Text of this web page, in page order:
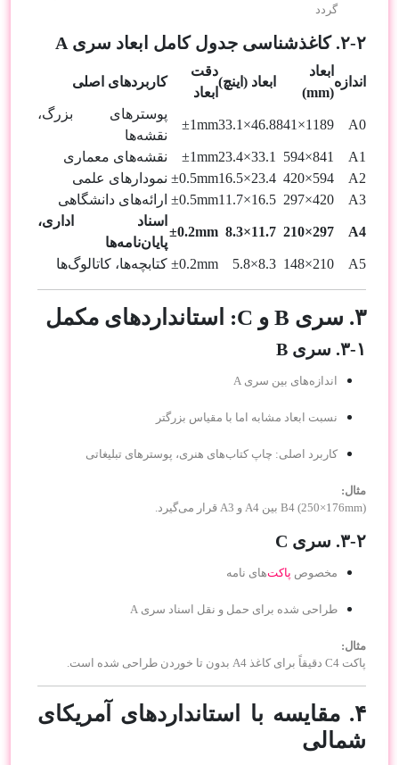
گردد
۲-۲. کاغذشناسی جدول کامل ابعاد سری A
اندازه
ابعاد
(mm)
ابعاد (اینچ)
دقت
ابعاد
کاربردهای اصلی
A0
1189×841
46.8×33.1
±1mm
پوسترهای بزرگ،
نقشه‌ها
A1
841×594
33.1×23.4
±1mm
نقشه‌های معماری
A2
594×420
23.4×16.5
±0.5mm نمودارهای علمی
A3
420×297
16.5×11.7
±0.5mm ارائه‌های دانشگاهی
A4
297×210
11.7×8.3
±0.2mm
اسناد اداری،
پایان‌نامه‌ها
A5
210×148
8.3×5.8
±0.2mm کتابچه‌ها، کاتالوگ‌ها
۳. سری B و C: استانداردهای مکمل
۳-۱. سری B
اندازه‌های بین سری A
نسبت ابعاد مشابه اما با مقیاس بزرگتر
کاربرد اصلی: چاپ کتاب‌های هنری، پوسترهای تبلیغاتی
مثال:
B4 (250×176mm) بین A4 و A3 قرار می‌گیرد.
۳-۲. سری C
مخصوص پاکت‌های نامه
طراحی شده برای حمل و نقل اسناد سری A
مثال:
پاکت C4 دقیقاً برای کاغذ A4 بدون تا خوردن طراحی شده است.
۴. مقایسه با استانداردهای آمریکای
شمالی